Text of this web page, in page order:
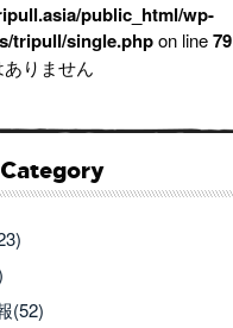
public_html/wp-
tripull/single.phpon line79
りません
(52)